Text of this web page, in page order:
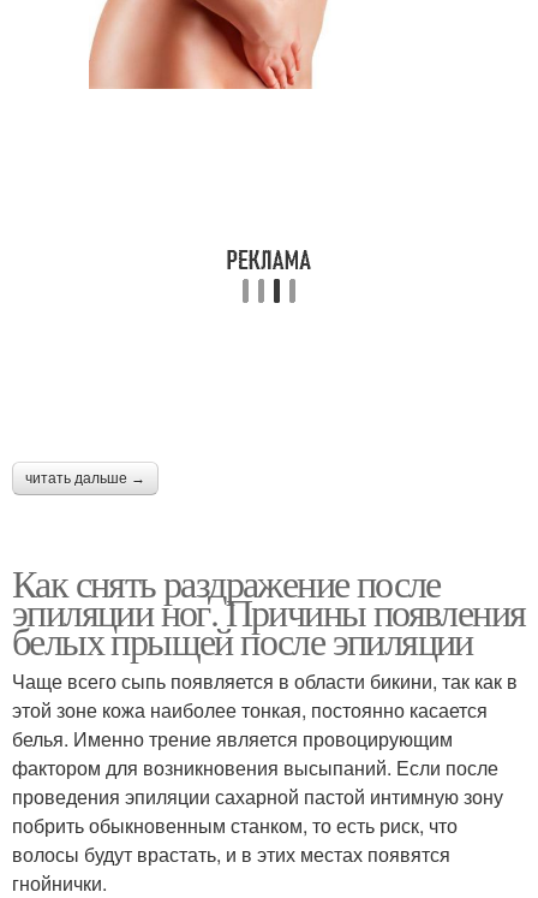
читать дальше →
Как снять раздражение после
эпиляции ног. Причины появления
белых прыщей после эпиляции
Чаще всего сыпь появляется в области бикини, так как в
этой зоне кожа наиболее тонкая, постоянно касается
белья. Именно трение является провоцирующим
фактором для возникновения высыпаний. Если после
проведения эпиляции сахарной пастой интимную зону
побрить обыкновенным станком, то есть риск, что
волосы будут врастать, и в этих местах появятся
гнойнички.